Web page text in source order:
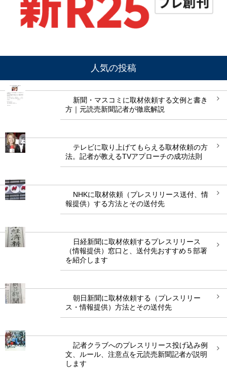
人気の投稿
新聞・マスコミに取材依頼する文例と書き
方｜元読売新聞記者が徹底解説
テレビに取り上げてもらえる取材依頼の方
法。記者が教えるTVアプローチの成功法則
NHKに取材依頼（プレスリリース送付、情
報提供）する方法とその送付先
日経新聞に取材依頼するプレスリリース
（情報提供）窓口と、送付先おすすめ５部署
を紹介します
朝日新聞に取材依頼する（プレスリリー
ス・情報提供）方法とその送付先
記者クラブへのプレスリリース投げ込み例
文、ルール、注意点を元読売新聞記者が説明
します